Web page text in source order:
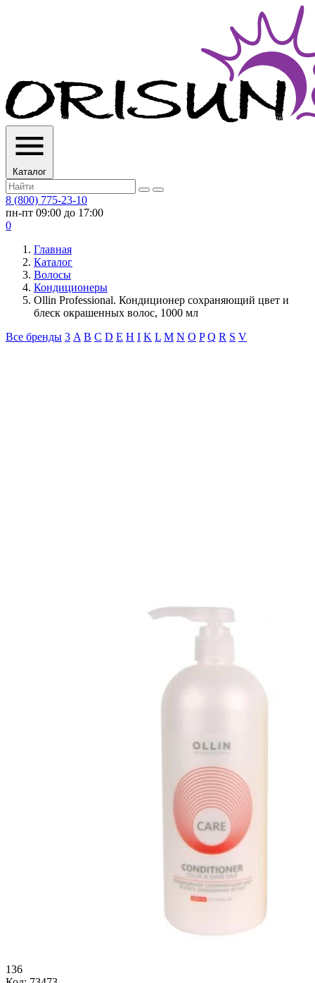
Каталог
8 (800) 775-23-10
пн-пт 09:00 до 17:00
0
Главная
Каталог
Волосы
Кондиционеры
Ollin Professional. Кондиционер сохраняющий цвет и
блеск окрашенных волос, 1000 мл
Все бренды 3 A B C D E H I K L M N O P Q R S V
136